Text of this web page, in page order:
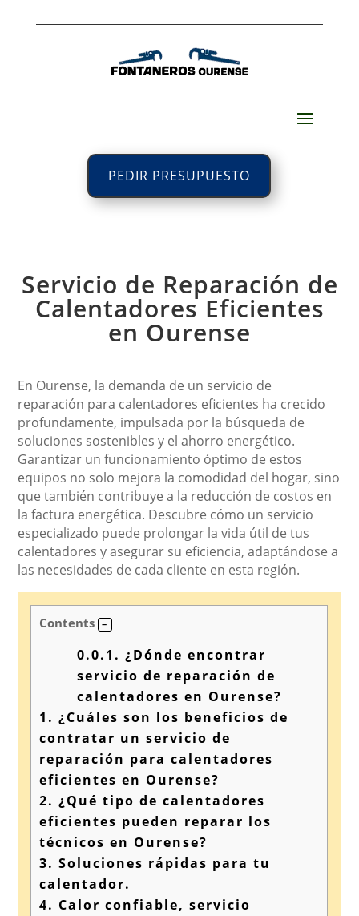
PEDIR PRESUPUESTO
Servicio de Reparación de
Calentadores Eficientes
en Ourense
En Ourense, la demanda de un servicio de
reparación para calentadores eficientes ha crecido
profundamente, impulsada por la búsqueda de
soluciones sostenibles y el ahorro energético.
Garantizar un funcionamiento óptimo de estos
equipos no solo mejora la comodidad del hogar, sino
que también contribuye a la reducción de costos en
la factura energética. Descubre cómo un servicio
especializado puede prolongar la vida útil de tus
calentadores y asegurar su eficiencia, adaptándose a
las necesidades de cada cliente en esta región.
Contents
0.0.1. ¿Dónde encontrar
servicio de reparación de
calentadores en Ourense?
1. ¿Cuáles son los beneficios de
contratar un servicio de
reparación para calentadores
eficientes en Ourense?
2. ¿Qué tipo de calentadores
eficientes pueden reparar los
técnicos en Ourense?
3. Soluciones rápidas para tu
calentador.
4. Calor confiable, servicio